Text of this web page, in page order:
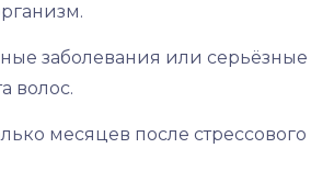
заболевания или серьёзные
волос.
месяцев после стрессового